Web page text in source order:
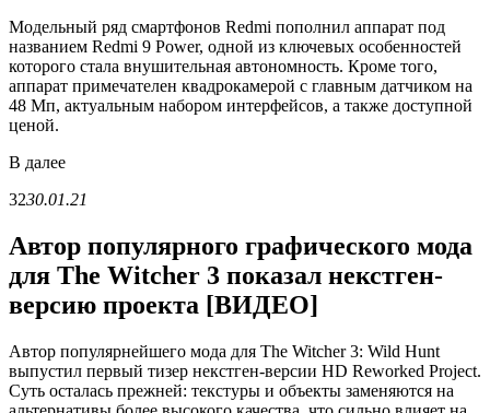
Модельный ряд смартфонов Redmi пополнил аппарат под
названием Redmi 9 Power, одной из ключевых особенностей
которого стала внушительная автономность. Кроме того,
аппарат примечателен квадрокамерой с главным датчиком на
48 Мп, актуальным набором интерфейсов, а также доступной
ценой.
В далее
3230.01.21
Автор популярного графического мода
для The Witcher 3 показал некстген-
версию проекта [ВИДЕО]
Автор популярнейшего мода для The Witcher 3: Wild Hunt
выпустил первый тизер некстген-версии HD Reworked Project.
Суть осталась прежней: текстуры и объекты заменяются на